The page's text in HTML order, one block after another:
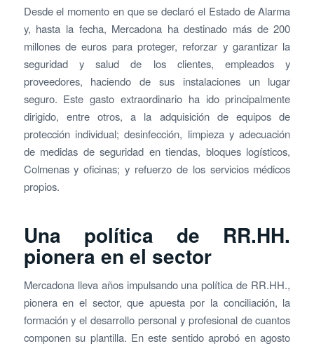
Desde el momento en que se declaró el Estado de Alarma
y, hasta la fecha, Mercadona ha destinado más de 200
millones de euros para proteger, reforzar y garantizar la
seguridad y salud de los clientes, empleados y
proveedores, haciendo de sus instalaciones un lugar
seguro. Este gasto extraordinario ha ido principalmente
dirigido, entre otros, a la adquisición de equipos de
protección individual; desinfección, limpieza y adecuación
de medidas de seguridad en tiendas, bloques logísticos,
Colmenas y oficinas; y refuerzo de los servicios médicos
propios.
Una política de RR.HH.
pionera en el sector
Mercadona lleva años impulsando una política de RR.HH.,
pionera en el sector, que apuesta por la conciliación, la
formación y el desarrollo personal y profesional de cuantos
componen su plantilla. En este sentido aprobó en agosto